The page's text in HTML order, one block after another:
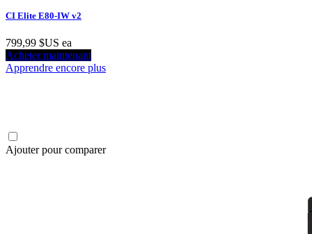
CI Elite E80-IW v2
799,99 $US ea
Acheter maintenant
Apprendre encore plus
Ajouter pour comparer